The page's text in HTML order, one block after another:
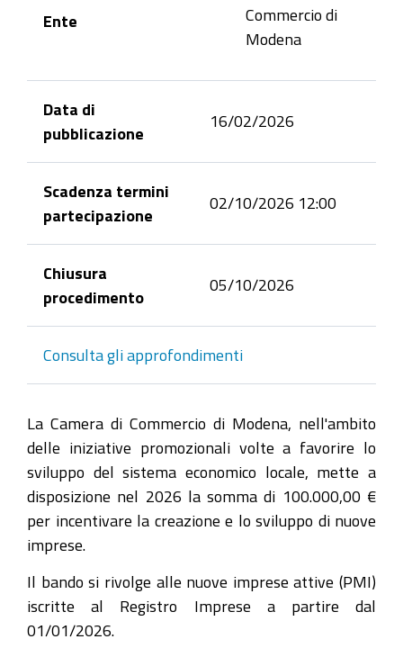
Ente
Commercio di
Modena
Data di
pubblicazione
16/02/2026
Scadenza termini
partecipazione
02/10/2026 12:00
Chiusura
procedimento
05/10/2026
Consulta gli approfondimenti
La Camera di Commercio di Modena, nell'ambito
delle iniziative promozionali volte a favorire lo
sviluppo del sistema economico locale, mette a
disposizione nel 2026 la somma di 100.000,00 €
per incentivare la creazione e lo sviluppo di nuove
imprese.
Il bando si rivolge alle nuove imprese attive (PMI)
iscritte al Registro Imprese a partire dal
01/01/2026.